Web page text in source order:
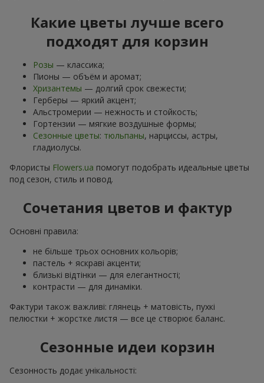
Какие цветы лучше всего
подходят для корзин
Розы — классика;
Пионы — объём и аромат;
Хризантемы — долгий срок свежести;
Герберы — яркий акцент;
Альстромерии — нежность и стойкость;
Гортензии — мягкие воздушные формы;
Сезонные цветы: тюльпаны, нарциссы, астры,
гладиолусы.
Флористы Flowers.ua помогут подобрать идеальные цветы
под сезон, стиль и повод.
Сочетания цветов и фактур
Основні правила:
не більше трьох основних кольорів;
пастель + яскраві акценти;
близькі відтінки — для елегантності;
контрасти — для динаміки.
Фактури також важливі: глянець + матовість, пухкі
пелюстки + жорстке листя — все це створює баланс.
Сезонные идеи корзин
Сезонность додає унікальності: